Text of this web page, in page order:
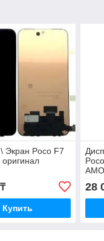
Экран Poco F7
Купить
28